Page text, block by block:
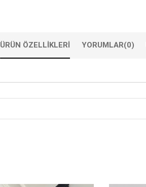
ÜRÜN ÖZELLIKLERI YORUMLAR(0)